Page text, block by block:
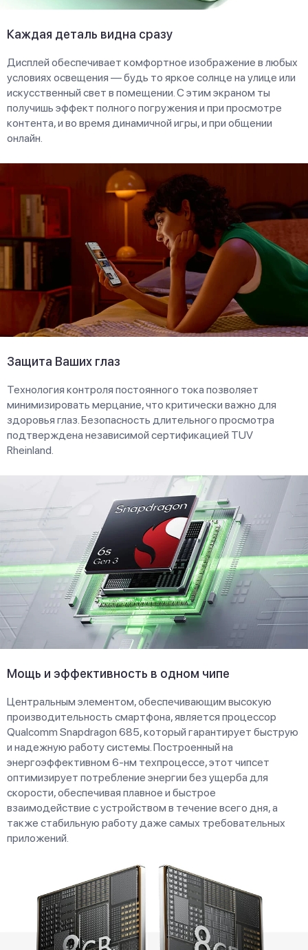
Каждая деталь видна сразу
Дисплей обеспечивает комфортное изображение в любых
условиях освещения — будь то яркое солнце на улице или
искусственный свет в помещении. С этим экраном ты
получишь эффект полного погружения и при просмотре
контента, и во время динамичной игры, и при общении
онлайн.
Защита Ваших глаз
Технология контроля постоянного тока позволяет
минимизировать мерцание, что критически важно для
здоровья глаз. Безопасность длительного просмотра
подтверждена независимой сертификацией TUV
Rheinland.
Мощь и эффективность в одном чипе
Центральным элементом, обеспечивающим высокую
производительность смартфона, является процессор
Qualcomm Snapdragon 685, который гарантирует быструю
и надежную работу системы. Построенный на
энергоэффективном 6-нм техпроцессе, этот чипсет
оптимизирует потребление энергии без ущерба для
скорости, обеспечивая плавное и быстрое
взаимодействие с устройством в течение всего дня, а
также стабильную работу даже самых требовательных
приложений.